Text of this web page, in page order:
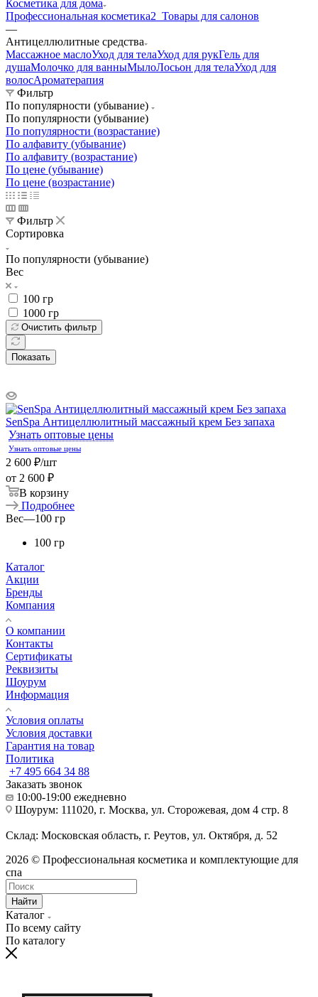
Косметика для дома
Профессиональная косметика2_Товары для салонов
—
Антицеллюлитные средства
Массажное маслоУход для телаУход для рукГель для
душаМолочко для ванныМылоЛосьон для телаУход для
волосАроматерапия
Фильтр
По популярности (убывание)
По популярности (убывание)
По популярности (возрастание)
По алфавиту (убывание)
По алфавиту (возрастание)
По цене (убывание)
По цене (возрастание)
Фильтр
Сортировка
По популярности (убывание)
Вес
100 гр
1000 гр
Очистить фильтр
Показать
SenSpa Антицеллюлитный массажный крем Без запаха
Узнать оптовые цены
Узнать оптовые цены
2 600 ₽/шт
от 2 600 ₽
В корзину
Подробнее
Вес—100 гр
100 гр
Каталог
Акции
Бренды
Компания
О компании
Контакты
Сертификаты
Реквизиты
Шоурум
Информация
Условия оплаты
Условия доставки
Гарантия на товар
Политика
+7 495 664 34 88
Заказать звонок
10:00-19:00 ежедневно
Шоурум: 111020, г. Москва, ул. Сторожевая, дом 4 стр. 8
Склад: Московская область, г. Реутов, ул. Октября, д. 52
2026 © Профессиональная косметика и комплектующие для
спа
Найти
Каталог
По всему сайту
По каталогу